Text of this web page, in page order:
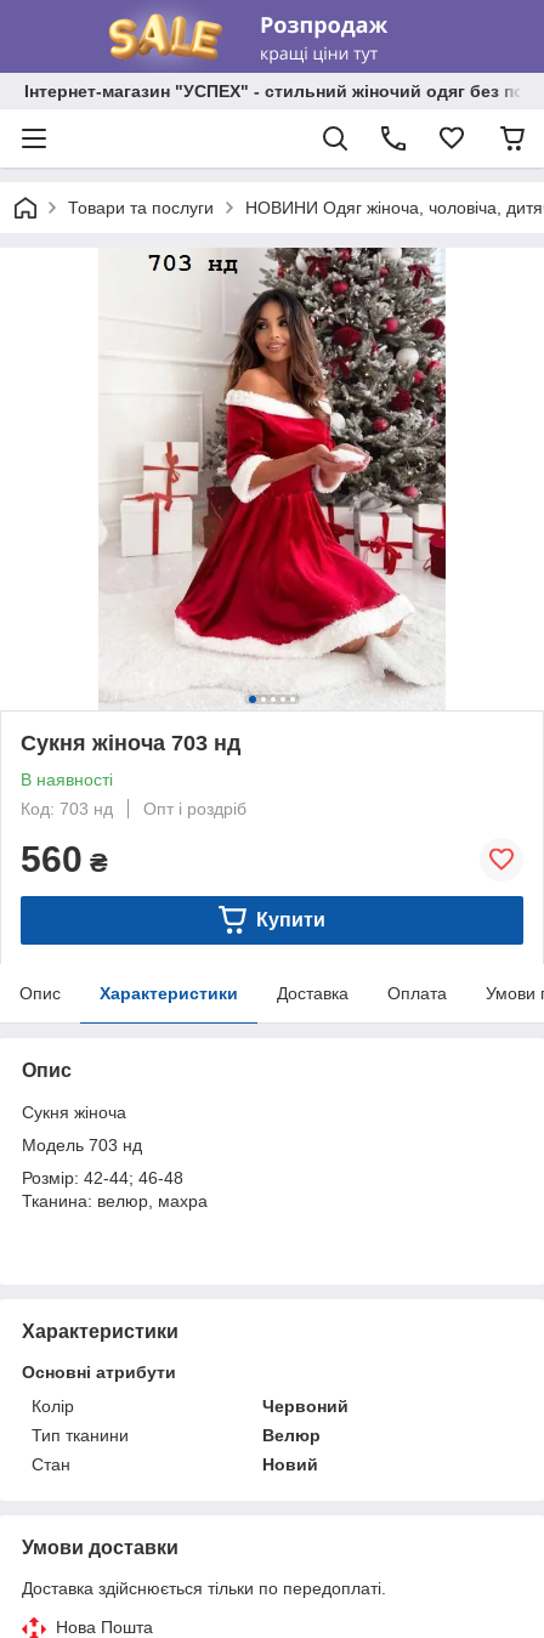
Інтернет-магазин "УСПЕХ" - стильний жіночий одяг без
Товари та послуги НОВИНИ Одяг жіноча, чоловіча,
Сукня жіноча 703 нд
В наявності
Код: 703 нд
Опт і роздріб
560 ₴
Купити
Опис Характеристики Доставка Оплата Умови
Опис
Сукня жіноча
Модель 703 нд
Розмір: 42-44; 46-48
Тканина: велюр, махра
Характеристики
Основні атрибути
Колір
Червоний
Тип тканини
Велюр
Стан
Новий
Умови доставки
Доставка здійснюється тільки по передоплаті.
Нова Пошта